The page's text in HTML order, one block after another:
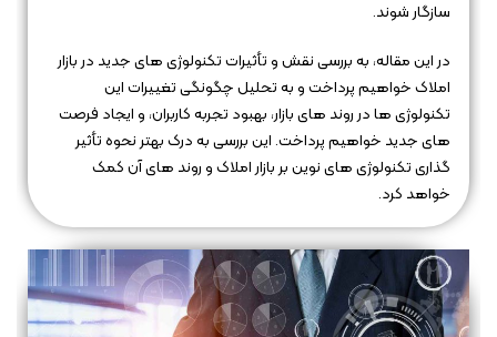
سازگار شوند.
در این مقاله، به بررسی نقش و تأثیرات تکنولوژی‌ های جدید در بازار
املاک خواهیم پرداخت و به تحلیل چگونگی تغییرات این
تکنولوژی ها در روند های بازار، بهبود تجربه کاربران، و ایجاد فرصت‌
های جدید خواهیم پرداخت. این بررسی به درک بهتر نحوه تأثیر
گذاری تکنولوژی‌ های نوین بر بازار املاک و روند های آن کمک
خواهد کرد.